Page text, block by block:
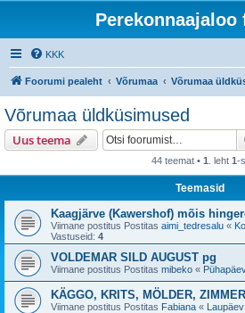
Perekonnaajaloo
KKK
Foorumi pealeht Võrumaa Võrumaa
Võrumaa üldküsimused
Uus teema
44 teemat • 1 . leht 1-
Teemasid
Kaagjärve (Kawershof) mõis
Viimane postitus Postitas aimi_tedresalu «
Vastuseid: 4
VOLDEMAR SILD AUGUST pg
Viimane postitus Postitas mibeko «
KÄGGO, KRITS, MÖLDER,
Viimane postitus Postitas Fabiana «